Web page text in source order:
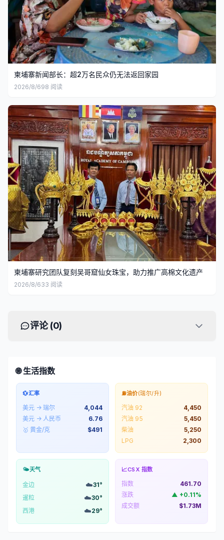
柬埔寨新闻部长：超2万名民众仍无法返回家园
2026/8/698 阅读
柬埔寨研究团队复刻吴哥窟仙女珠宝，助力推广高棉文化遗产
2026/8/633 阅读
评论 (0)
🌐 生活指数
💱汇率
美元 → 瑞尔
4,044
美元 → 人民币
6.76
🥇 黄金/克
$491
⛽油价(瑞尔/升)
汽油 92
4,450
汽油 95
5,450
柴油
5,250
LPG
2,300
🌤️天气
金边 ☁️31°
暹粒
☁️30°
西港
☁️29°
📈CSX 指数
指数
461.70
涨跌
▲ +0.11%
成交额
$1.73M